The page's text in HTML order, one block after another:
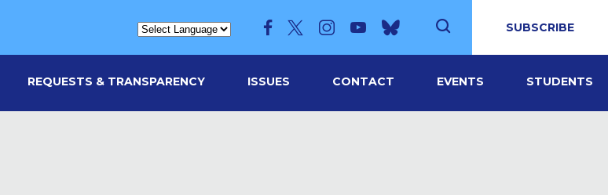
SUBSCRIBE
REQUESTS & TRANSPARENCY ISSUES CONTACT EVENTS STUDENTS